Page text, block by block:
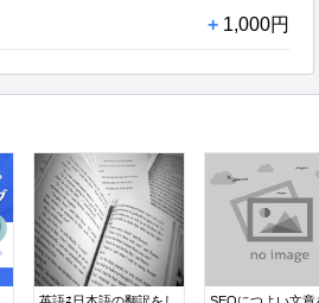
+ 1,000円